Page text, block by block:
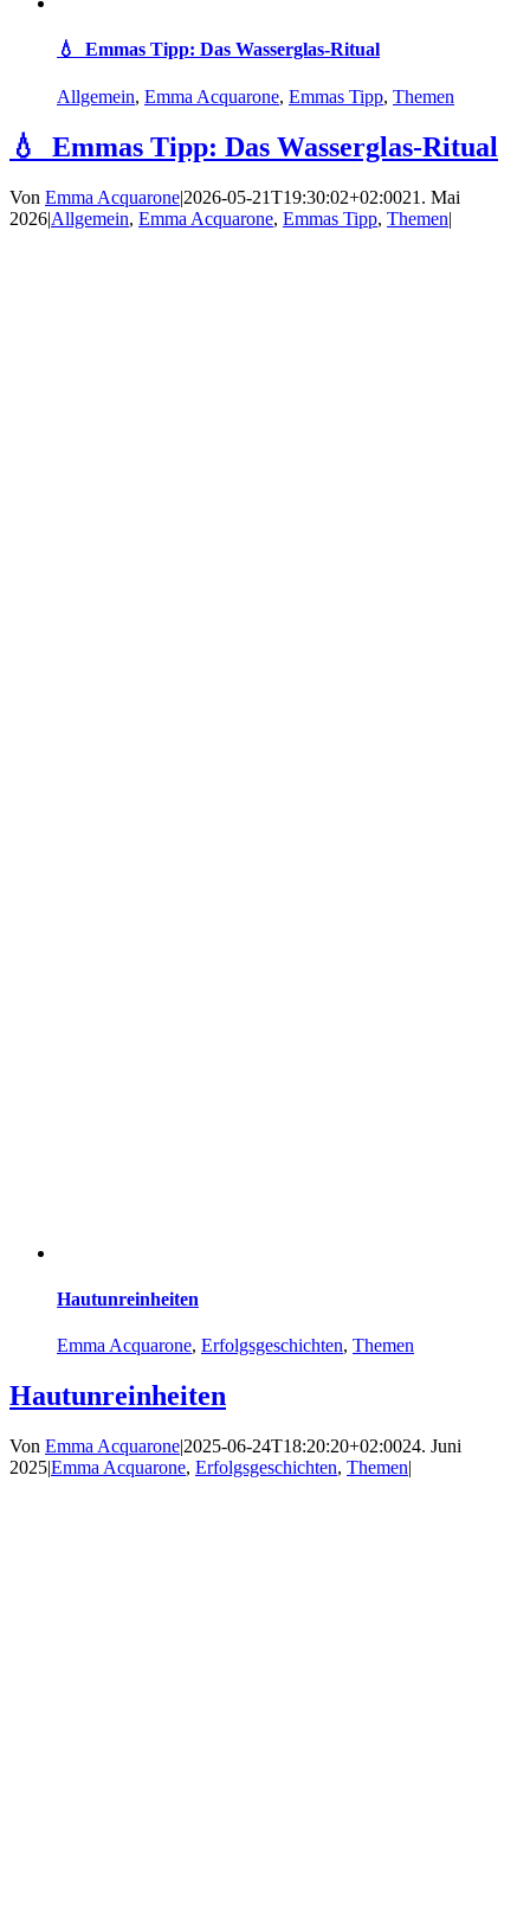
💧 Emmas Tipp: Das Wasserglas-Ritual
Allgemein, Emma Acquarone, Emmas Tipp, Themen
💧 Emmas Tipp: Das Wasserglas-Ritual
Von Emma Acquarone|2026-05-21T19:30:02+02:0021. Mai
2026|Allgemein, Emma Acquarone, Emmas Tipp, Themen|
Hautunreinheiten
Emma Acquarone, Erfolgsgeschichten, Themen
Hautunreinheiten
Von Emma Acquarone|2025-06-24T18:20:20+02:0024. Juni
2025|Emma Acquarone, Erfolgsgeschichten, Themen|